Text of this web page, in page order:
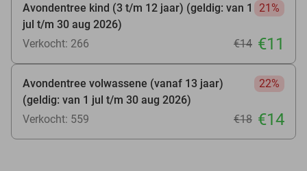
Avondentree kind (3 t/m 12 jaar) (geldig: van 1
jul t/m 30 aug 2026)
21%
Verkocht: 266 €14 €11
Avondentree volwassene (vanaf 13 jaar)
(geldig: van 1 jul t/m 30 aug 2026)
22%
Verkocht: 559 €18 €14